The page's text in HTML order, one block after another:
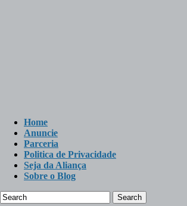
Home
Anuncie
Parceria
Politica de Privacidade
Seja da Aliança
Sobre o Blog
Search